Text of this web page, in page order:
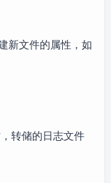
新文件的属性，如
转储的日志文件